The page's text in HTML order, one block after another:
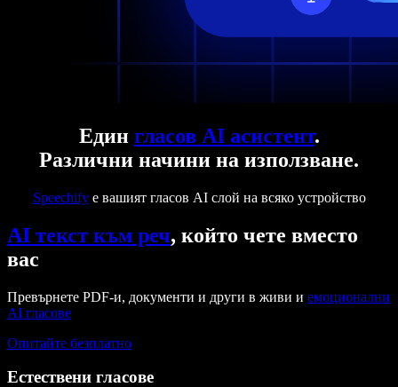
Един гласов AI асистент.
Различни начини на използване.
Speechifyе вашият гласов AI слой на всяко устройство
AI текст към реч, който чете вместо
вас
Превърнете PDF-и, документи и други в живи и емоционални
AI гласове
Опитайте безплатно
Естествени гласове